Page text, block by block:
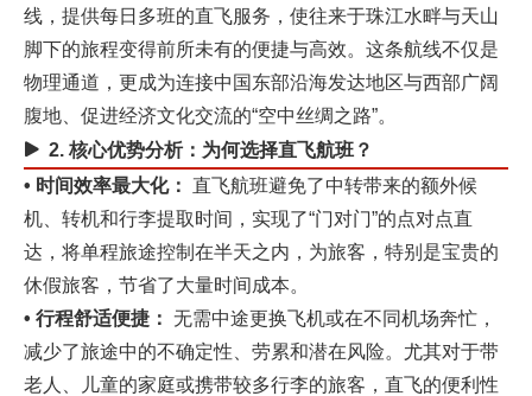
线，提供每日多班的直飞服务，使往来于珠江水畔与天山
脚下的旅程变得前所未有的便捷与高效。这条航线不仅是
物理通道，更成为连接中国东部沿海发达地区与西部广阔
腹地、促进经济文化交流的“空中丝绸之路”。
2. 核心优势分析：为何选择直飞航班？
• 时间效率最大化： ‌ 直飞航班避免了中转带来的额外候
机、转机和行李提取时间，实现了“门对门”的点对点直
达，将单程旅途控制在半天之内，为旅客，特别是宝贵的
休假旅客，节省了大量时间成本。
• 行程舒适便捷： ‌ 无需中途更换飞机或在不同机场奔忙，
减少了旅途中的不确定性、劳累和潜在风险。尤其对于带
老人、儿童的家庭或携带较多行李的旅客，直飞的便利性